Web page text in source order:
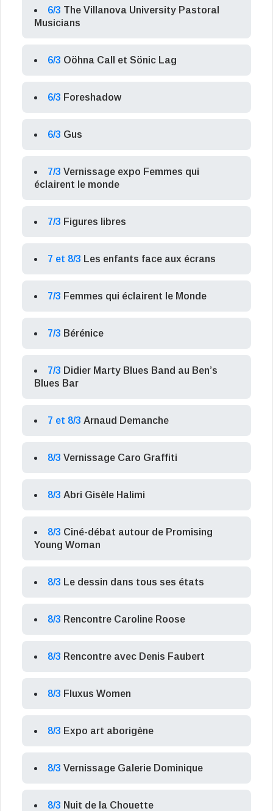
6/3 The Villanova University Pastoral
Musicians
6/3 Oöhna Call et Sönic Lag
6/3 Foreshadow
6/3 Gus
7/3 Vernissage expo Femmes qui
éclairent le monde
7/3 Figures libres
7 et 8/3 Les enfants face aux écrans
7/3 Femmes qui éclairent le Monde
7/3 Bérénice
7/3 Didier Marty Blues Band au Ben’s
Blues Bar
7 et 8/3 Arnaud Demanche
8/3 Vernissage Caro Graffiti
8/3 Abri Gisèle Halimi
8/3 Ciné-débat autour de Promising
Young Woman
8/3 Le dessin dans tous ses états
8/3 Rencontre Caroline Roose
8/3 Rencontre avec Denis Faubert
8/3 Fluxus Women
8/3 Expo art aborigène
8/3 Vernissage Galerie Dominique
8/3 Nuit de la Chouette